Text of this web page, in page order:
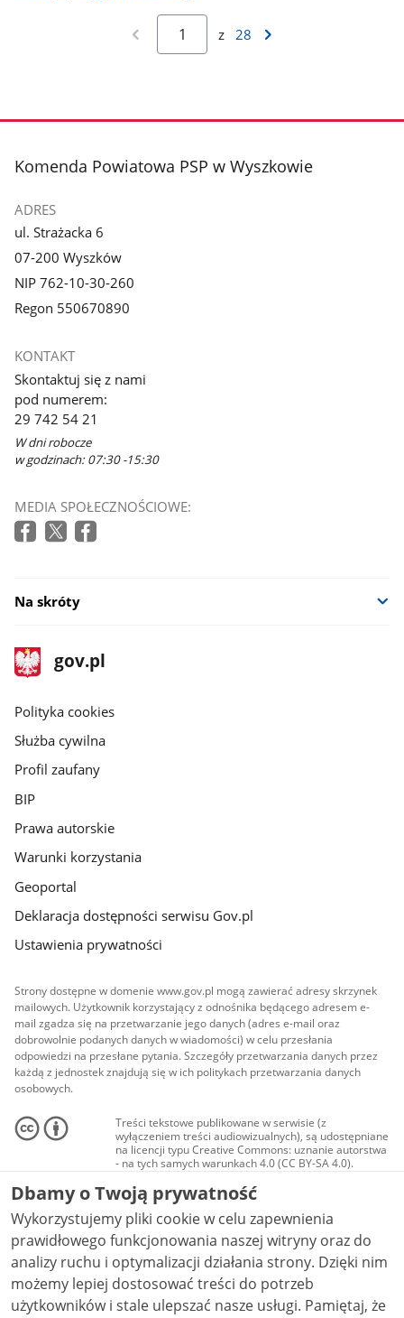
z 28
stopka
Komenda Powiatowa PSP w Wyszkowie
ADRES
ul. Strażacka 6
07-200 Wyszków
NIP 762-10-30-260
Regon 550670890
KONTAKT
Skontaktuj się z nami
pod numerem:
29 742 54 21
W dni robocze
w godzinach: 07:30 -15:30
MEDIA SPOŁECZNOŚCIOWE:
Na skróty
stopka
gov.pl
Strona
gov.pl
gov.pl
Polityka cookies
Służba cywilna
Profil zaufany
BIP
Prawa autorskie
Warunki korzystania
Geoportal
Deklaracja dostępności serwisu Gov.pl
Ustawienia prywatności
Strony dostępne w domenie www.gov.pl mogą zawierać adresy skrzynek
mailowych. Użytkownik korzystający z odnośnika będącego adresem e-
mail zgadza się na przetwarzanie jego danych (adres e-mail oraz
dobrowolnie podanych danych w wiadomości) w celu przesłania
odpowiedzi na przesłane pytania. Szczegóły przetwarzania danych przez
każdą z jednostek znajdują się w ich politykach przetwarzania danych
osobowych.
Treści tekstowe publikowane w serwisie (z
wyłączeniem treści audiowizualnych), są udostępniane
na licencji typu Creative Commons: uznanie autorstwa
- na tych samych warunkach 4.0 (CC BY-SA 4.0).
Materiały audiowizualne, w tym zdjęcia, materiały
audio i wideo, są udostępniane na licencji typu
Creative Commons: uznanie autorstwa użycie
niekomercyjne - bez utworów zależnych 4.0 (CC BY-
NC-ND 4.0), o ile nie jest to stwierdzone inaczej.
Dbamy o Twoją prywatność
Wykorzystujemy pliki cookie w celu zapewnienia
prawidłowego funkcjonowania naszej witryny oraz do
analizy ruchu i optymalizacji działania strony. Dzięki nim
możemy lepiej dostosować treści do potrzeb
użytkowników i stale ulepszać nasze usługi. Pamiętaj, że